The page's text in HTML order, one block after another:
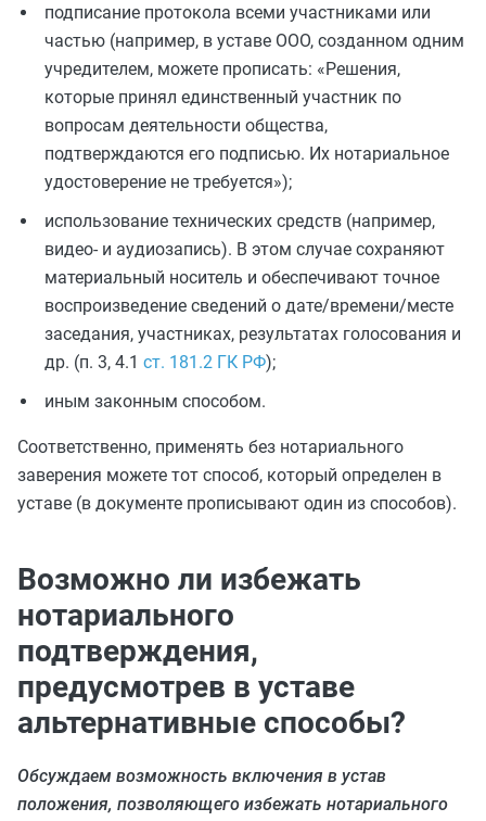
подписание протокола всеми участниками или
частью (например, в уставе ООО, созданном одним
учредителем, можете прописать: «Решения,
которые принял единственный участник по
вопросам деятельности общества,
подтверждаются его подписью. Их нотариальное
удостоверение не требуется»);
использование технических средств (например,
видео- и аудиозапись). В этом случае сохраняют
материальный носитель и обеспечивают точное
воспроизведение сведений о дате/времени/месте
заседания, участниках, результатах голосования и
др. (п. 3, 4.1 ст. 181.2 ГК РФ);
иным законным способом.
Соответственно, применять без нотариального
заверения можете тот способ, который определен в
уставе (в документе прописывают один из способов).
Возможно ли избежать
нотариального
подтверждения,
предусмотрев в уставе
альтернативные способы?
Обсуждаем возможность включения в устав
положения, позволяющего избежать нотариального